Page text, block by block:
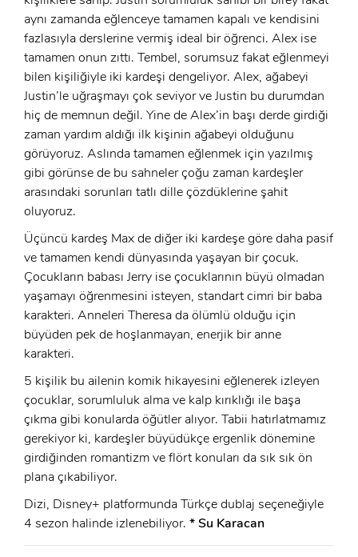
GIRIŞ YAP
Şifre:
Beni Hatırla Şifremi Unuttum ?
GIRIŞ
Ad Soyad:
E-Posta:
Şifre:
GIRIŞ
aynı zamanda eğlenceye tamamen kapalı ve kendisini
fazlasıyla derslerine vermiş ideal bir öğrenci. Alex ise
tamamen onun zıttı. Tembel, sorumsuz fakat eğlenmeyi
bilen kişiliğiyle iki kardeşi dengeliyor. Alex, ağabeyi
Justin’le uğraşmayı çok seviyor ve Justin bu durumdan
hiç de memnun değil. Yine de Alex’in başı derde girdiği
zaman yardım aldığı ilk kişinin ağabeyi olduğunu
görüyoruz. Aslında tamamen eğlenmek için yazılmış
gibi görünse de bu sahneler çoğu zaman kardeşler
arasındaki sorunları tatlı dille çözdüklerine şahit
oluyoruz.
Üçüncü kardeş Max de diğer iki kardeşe göre daha pasif
ve tamamen kendi dünyasında yaşayan bir çocuk.
Çocukların babası Jerry ise çocuklarının büyü olmadan
yaşamayı öğrenmesini isteyen, standart cimri bir baba
karakteri. Anneleri Theresa da ölümlü olduğu için
büyüden pek de hoşlanmayan, enerjik bir anne
karakteri.
5 kişilik bu ailenin komik hikayesini eğlenerek izleyen
çocuklar, sorumluluk alma ve kalp kırıklığı ile başa
çıkma gibi konularda öğütler alıyor. Tabii hatırlatmamız
gerekiyor ki, kardeşler büyüdükçe ergenlik dönemine
girdiğinden romantizm ve flört konuları da sık sık ön
plana çıkabiliyor.
Dizi, Disney+ platformunda Türkçe dublaj seçeneğiyle
4 sezon halinde izlenebiliyor. * Su Karacan